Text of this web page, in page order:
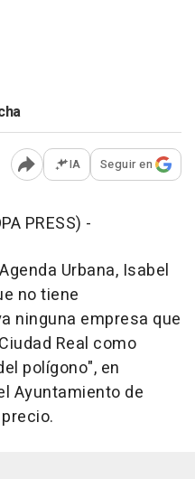
Abrir opciones para
IA Seguir en
PRESS) -
Urbana, Isabel
no tiene
ninguna empresa que
Real como
polígono", en
Ayuntamiento de